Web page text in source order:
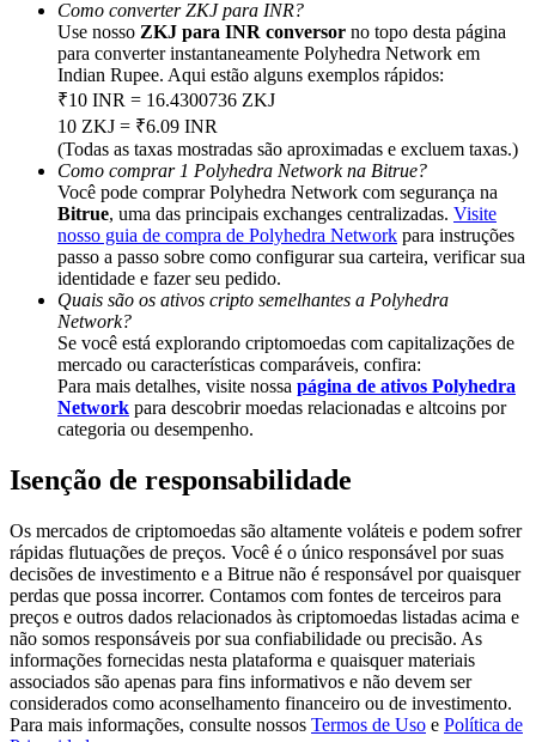
Share 500000 CASHCAT prize pool
Exclusive for BitMart Users
Register & Trade to Win 500,000 USDT
Precious Metals Trading Carnival
Trade Gold & Silver · 33,333 USDT Bonus
USDT New User Exclusive 10% APR
USDT Flexible Staking | Daily Rewards
New Listing Futures Fest
Trade New Futures, Win 200,000 USDT
Crypto World Cup 2026: Grand Finale
77,777+3k Rewards
Como converter ZKJ para INR?
Use nosso ZKJ para INR conversor no topo desta página
para converter instantaneamente Polyhedra Network em
Indian Rupee. Aqui estão alguns exemplos rápidos:
₹10 INR = 16.4300736 ZKJ
10 ZKJ = ₹6.09 INR
(Todas as taxas mostradas são aproximadas e excluem taxas.)
Como comprar 1 Polyhedra Network na Bitrue?
Você pode comprar Polyhedra Network com segurança na
Bitrue, uma das principais exchanges centralizadas. Visite
nosso guia de compra de Polyhedra Network para instruções
passo a passo sobre como configurar sua carteira, verificar sua
identidade e fazer seu pedido.
Quais são os ativos cripto semelhantes a Polyhedra
Network?
Se você está explorando criptomoedas com capitalizações de
mercado ou características comparáveis, confira:
Para mais detalhes, visite nossa página de ativos Polyhedra
Network para descobrir moedas relacionadas e altcoins por
categoria ou desempenho.
Isenção de responsabilidade
Os mercados de criptomoedas são altamente voláteis e podem sofrer
rápidas flutuações de preços. Você é o único responsável por suas
decisões de investimento e a Bitrue não é responsável por quaisquer
perdas que possa incorrer. Contamos com fontes de terceiros para
preços e outros dados relacionados às criptomoedas listadas acima e
não somos responsáveis por sua confiabilidade ou precisão. As
informações fornecidas nesta plataforma e quaisquer materiais
associados são apenas para fins informativos e não devem ser
considerados como aconselhamento financeiro ou de investimento.
Para mais informações, consulte nossos Termos de Uso e Política de